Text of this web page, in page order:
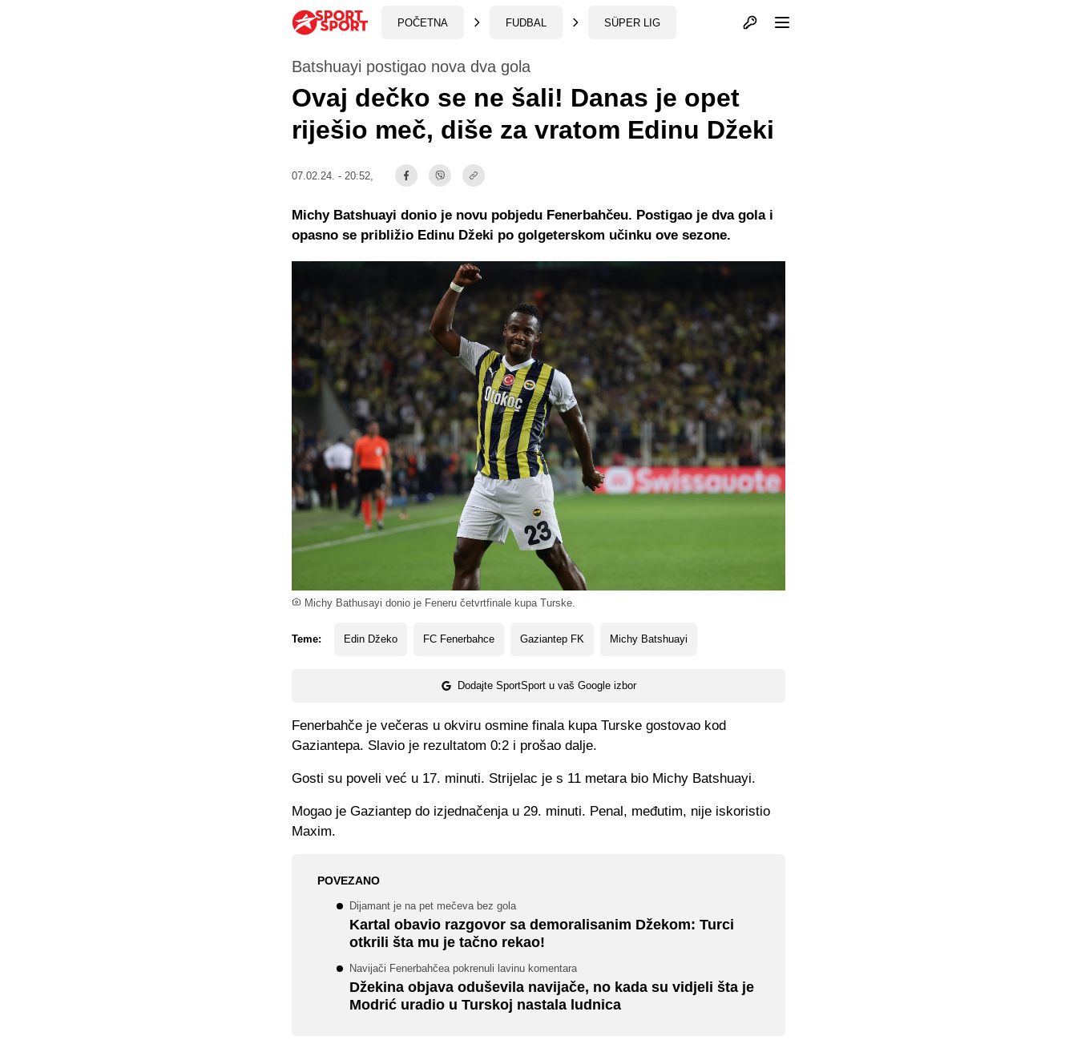
POČETNA FUDBAL SÜPER LIG Otvori profil
Michy Bathusayi donio je Feneru četvrtfinale kupa Turske.
Batshuayi postigao nova dva gola
Ovaj dečko se ne šali! Danas je opet
riješio meč, diše za vratom Edinu Džeki
07.02.24. - 20:52,
Teme: Edin Džeko FC Fenerbahce Gaziantep FK Michy Batshuayi
Dodajte SportSport u vaš Google izbor
Michy Batshuayi donio je novu pobjedu Fenerbahčeu. Postigao je dva gola i
opasno se približio Edinu Džeki po golgeterskom učinku ove sezone.
Fenerbahče je večeras u okviru osmine finala kupa Turske gostovao kod
Gaziantepa. Slavio je rezultatom 0:2 i prošao dalje.
Gosti su poveli već u 17. minuti. Strijelac je s 11 metara bio Michy Batshuayi.
Mogao je Gaziantep do izjednačenja u 29. minuti. Penal, međutim, nije iskoristio
Maxim.
POVEZANO
Dijamant je na pet mečeva bez gola
Kartal obavio razgovor sa demoralisanim Džekom: Turci
otkrili šta mu je tačno rekao!
Navijači Fenerbahčea pokrenuli lavinu komentara
Džekina objava oduševila navijače, no kada su vidjeli šta je
Modrić uradio u Turskoj nastala ludnica